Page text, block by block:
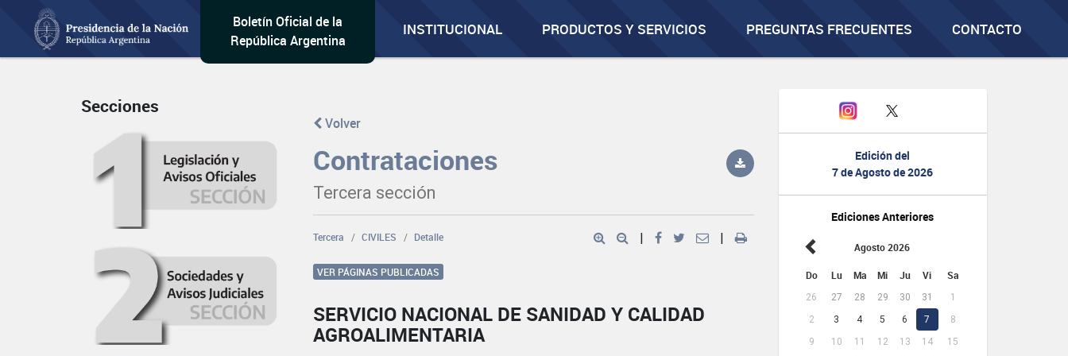
Boletín Oficial de la
República Argentina
INSTITUCIONAL PRODUCTOS Y SERVICIOS PREGUNTAS FRECUENTES CONTACTO
Edición del
7 de Agosto de 2026
Ediciones Anteriores
Agosto 2026
Do Lu Ma Mi Ju Vi Sa
26 27 28 29 30 31
1
2
3 4 5 6 7
8
9
10 11 12 13 14
15
Secciones
Volver
Contrataciones
Tercera sección
Tercera CIVILES Detalle | |
VER PÁGINAS PUBLICADAS
SERVICIO NACIONAL DE SANIDAD Y CALIDAD
AGROALIMENTARIA